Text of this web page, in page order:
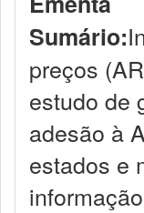
Sumário:
preços
estudo de
adesão à
estados e